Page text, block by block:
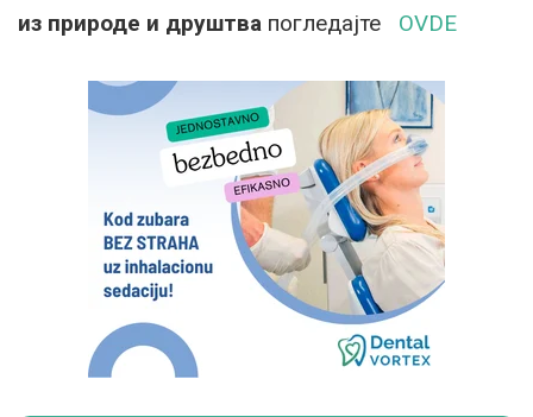
из природе и друштва погледајте OVDE